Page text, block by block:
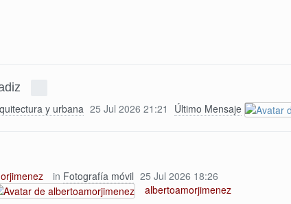
y urbana 25 Jul 2026 21:21 Último Mensaje
in Fotografía móvil 25 Jul 2026 18:26
albertoamorjimenez